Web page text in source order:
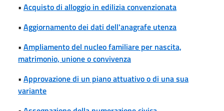
• Acquisto di alloggio in edilizia convenzionata
• Aggiornamento dei dati dell'anagrafe utenza
• Ampliamento del nucleo familiare per nascita,
matrimonio, unione o convivenza
• Approvazione di un piano attuativo o di una sua
variante